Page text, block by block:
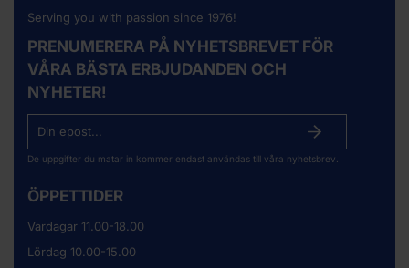
Serving you with passion since 1976!
PRENUMERERA PÅ NYHETSBREVET FÖR
VÅRA BÄSTA ERBJUDANDEN OCH
NYHETER!
De uppgifter du matar in kommer endast användas till våra nyhetsbrev.
ÖPPETTIDER
Vardagar 11.00-18.00
Lördag 10.00-15.00